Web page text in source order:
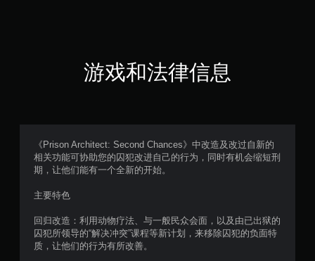
5
颗
，
游戏和法律信息
《Prison Architect: Second Chances》中改造及改过自新的
相关功能可协助您的囚犯改进自己的行为，同时有机会缩短刑
期，让他们能有一个全新的开始。
主要特色
回归改造：利用动物疗法、与一般民众会面，以及由已出狱的
囚犯所领导的“解决冲突”课程等新计划，来移除囚犯的负面特
质，让他们的行为有所改善。